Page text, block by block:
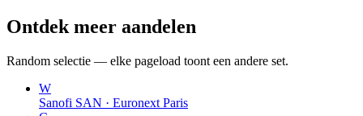
Ontdek meer aandelen
Random selectie — elke pageload toont een andere set.
W
Sanofi SAN · Euronext Paris